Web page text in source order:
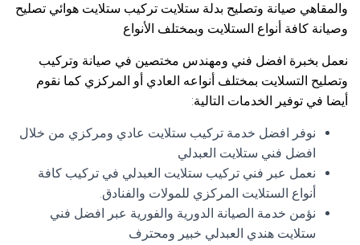
والمقاهي صيانة وتصليح بدلة ستلايت تركيب ستلايت هوائي تصليح
وصيانة كافة أنواع الستلايت وبمختلف الأنواع
نعمل بخبرة افضل فني ومهندس مختصين في صيانة وتركيب
وتصليح التسلايت بمختلف أنواعه العادي أو المركزي كما نقوم
أيضا في توفير الخدمات التالية:
نوفر افضل خدمة تركيب ستلايت عادي ومركزي من خلال
افضل فني ستلايت العبدلي
نعمل عبر فني تركيب ستلايت العبدلي في تركيب كافة
أنواع الستلايت المركزي للمولات والفنادق.
نؤمن خدمة الصيانة الدورية والفورية عبر افضل فني
ستلايت هندي العبدلي خبير ومحترف